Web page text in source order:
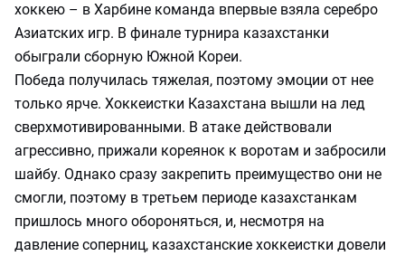
хоккею – в Харбине команда впервые взяла серебро
Азиатских игр. В финале турнира казахстанки
обыграли сборную Южной Кореи.
Победа получилась тяжелая, поэтому эмоции от нее
только ярче. Хоккеистки Казахстана вышли на лед
сверхмотивированными. В атаке действовали
агрессивно, прижали кореянок к воротам и забросили
шайбу. Однако сразу закрепить преимущество они не
смогли, поэтому в третьем периоде казахстанкам
пришлось много обороняться, и, несмотря на
давление соперниц, казахстанские хоккеистки довели